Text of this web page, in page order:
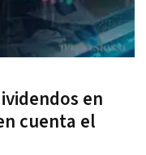
en
cuenta el